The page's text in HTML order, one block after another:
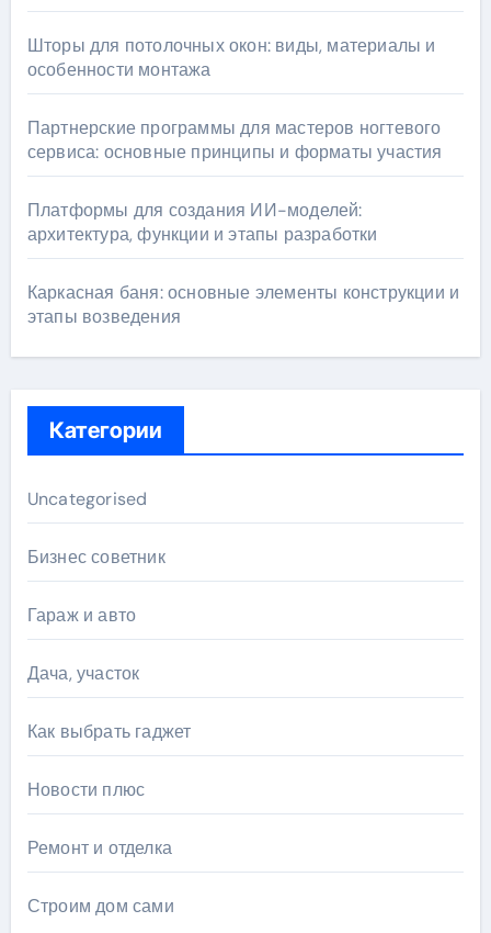
Шторы для потолочных окон: виды, материалы и
особенности монтажа
Партнерские программы для мастеров ногтевого
сервиса: основные принципы и форматы участия
Платформы для создания ИИ-моделей:
архитектура, функции и этапы разработки
Каркасная баня: основные элементы конструкции и
этапы возведения
Категории
Uncategorised
Бизнес советник
Гараж и авто
Дача, участок
Как выбрать гаджет
Новости плюс
Ремонт и отделка
Строим дом сами